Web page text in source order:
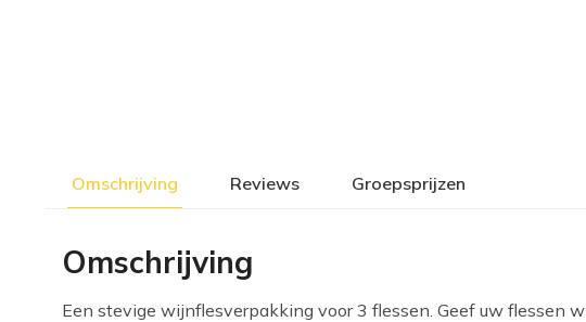
Omschrijving Reviews Groepsprijzen
Omschrijving
Een stevige wijnflesverpakking voor 3 flessen. Geef uw flessen